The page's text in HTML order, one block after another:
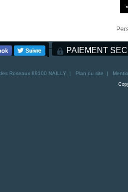
frais de port sont offerts pour toutes
de port pour la Corse sont de 30€. Les
PAIEMENT
Roseaux 89100 NAILLY | Plan du site |